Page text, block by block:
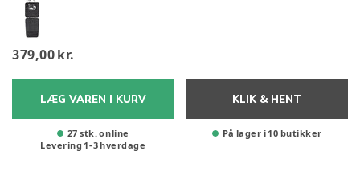
379,00 kr.
LÆG VAREN I KURV
27 stk. online
Levering 1-3hverdage
KLIK & HENT
På lager i 10 butikker